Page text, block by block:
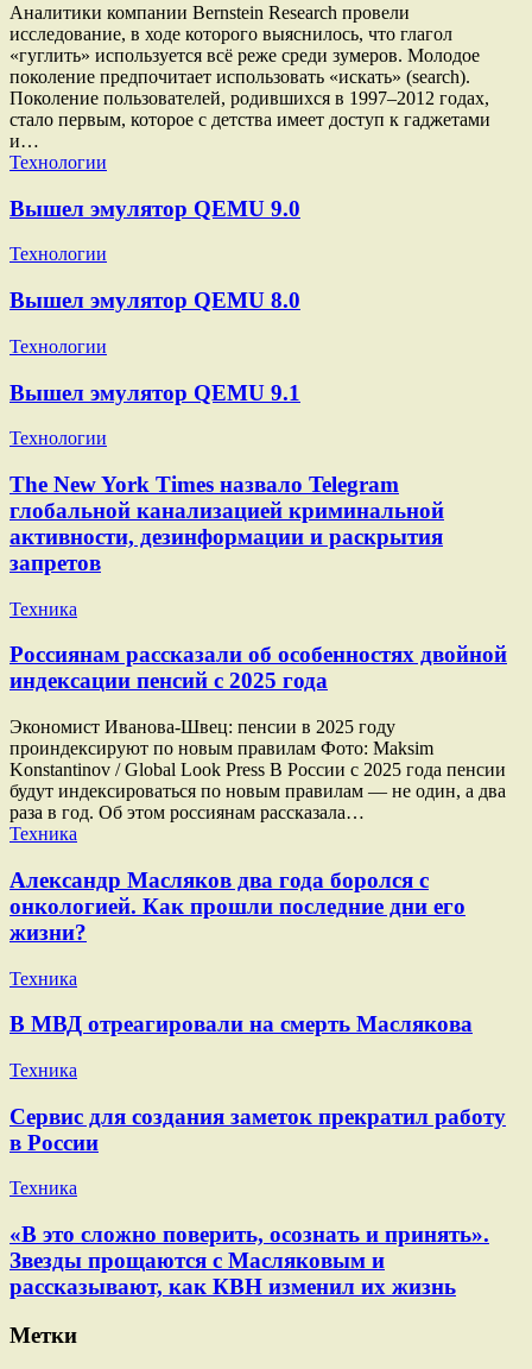
Аналитики компании Bernstein Research провели
исследование, в ходе которого выяснилось, что глагол
«гуглить» используется всё реже среди зумеров. Молодое
поколение предпочитает использовать «искать» (search).
Поколение пользователей, родившихся в 1997–2012 годах,
стало первым, которое с детства имеет доступ к гаджетами
и…
Технологии
Вышел эмулятор QEMU 9.0
Технологии
Вышел эмулятор QEMU 8.0
Технологии
Вышел эмулятор QEMU 9.1
Технологии
The New York Times назвало Telegram
глобальной канализацией криминальной
активности, дезинформации и раскрытия
запретов
Техника
Россиянам рассказали об особенностях двойной
индексации пенсий с 2025 года
Экономист Иванова-Швец: пенсии в 2025 году
проиндексируют по новым правилам Фото: Maksim
Konstantinov / Global Look Press В России с 2025 года пенсии
будут индексироваться по новым правилам — не один, а два
раза в год. Об этом россиянам рассказала…
Техника
Александр Масляков два года боролся с
онкологией. Как прошли последние дни его
жизни?
Техника
В МВД отреагировали на смерть Маслякова
Техника
Сервис для создания заметок прекратил работу
в России
Техника
«В это сложно поверить, осознать и принять».
Звезды прощаются с Масляковым и
рассказывают, как КВН изменил их жизнь
Метки